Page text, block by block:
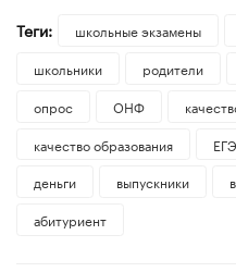
Теги:
школьные экзамены
школьники
родители
опрос
ОНФ
качество образования
ЕГЭ
деньги
выпускники
абитуриент